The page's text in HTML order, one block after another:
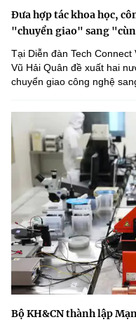
Đưa hợp tác khoa học,
"chuyển giao" sang
Tại Diễn đàn Tech
Vũ Hải Quân đề xuất hai
chuyển giao công nghệ
Bộ KH&CN thành lập